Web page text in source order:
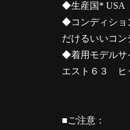
◆生産国* USA
◆コンディショ
だけるいいコン
◆着用モデル
エスト６３ ヒ
■ご注意：